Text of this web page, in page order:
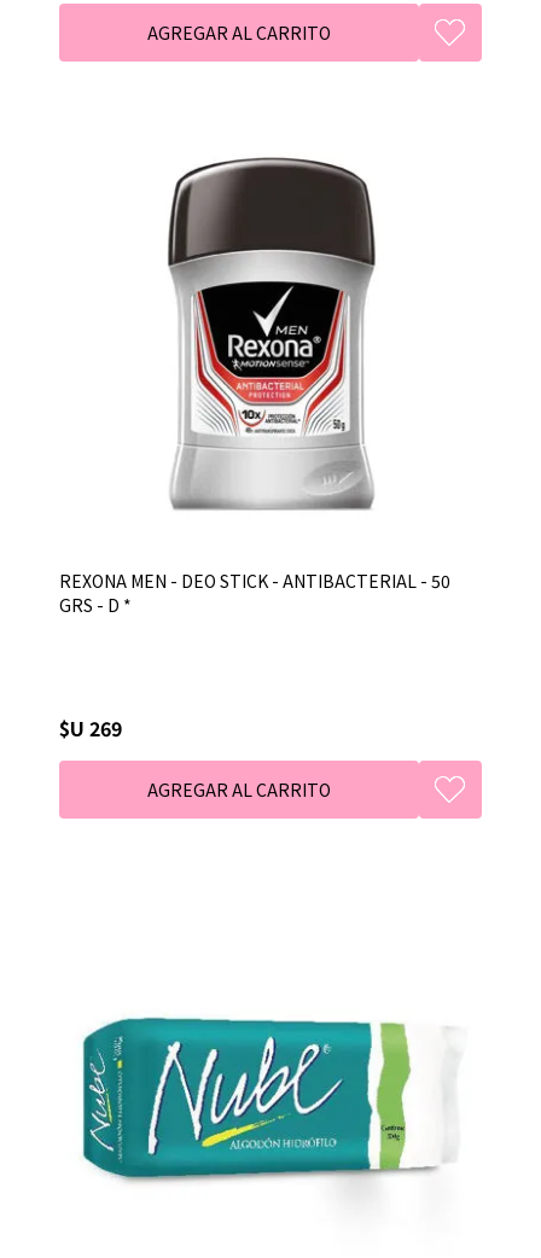
REXONA MEN - DEO STICK - ANTIBACTERIAL - 50
GRS - D *
$U 269